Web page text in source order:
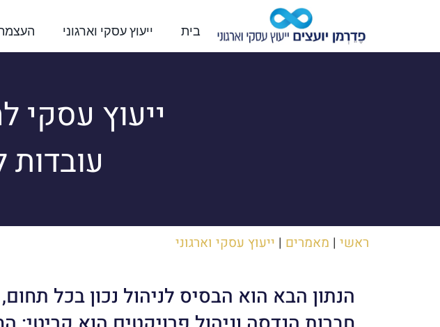
בית ייעוץ עסקי וארגוני
ייעוץ עסקי
ראשי | מאמרים | ייעוץ עסקי וארגוני
הנתון הבא הוא הבסיס לניהול נכון בכל